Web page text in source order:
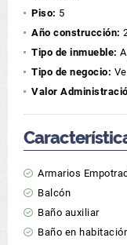
Piso: 5
Año construcción:
Tipo de inmueble:
Tipo de negocio:
Valor
Armarios
Balcón
Baño auxiliar
Baño en